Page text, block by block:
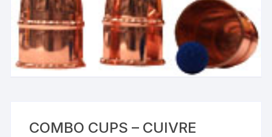
COMBO CUPS – CUIVRE